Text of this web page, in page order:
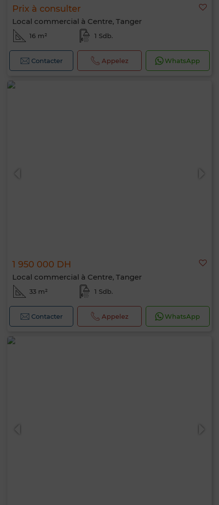
Prix à consulter
Local commercial à Centre, Tanger
16 m² 1 Sdb.
Contacter Appelez WhatsApp
1 950 000 DH
Local commercial à Centre, Tanger
33 m² 1 Sdb.
Contacter Appelez WhatsApp